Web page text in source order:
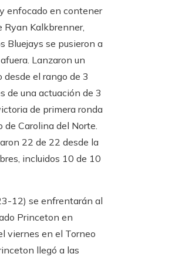
enfocado en contener
Ryan Kalkbrenner,
Bluejays se pusieron a
Lanzaron un
el rango de 3
de una actuación de 3
de primera ronda
de Carolina del Norte.
22 de 22 desde la
incluidos 10 de 10
12) se enfrentarán al
Princeton en
viernes en el Torneo
llegó a las